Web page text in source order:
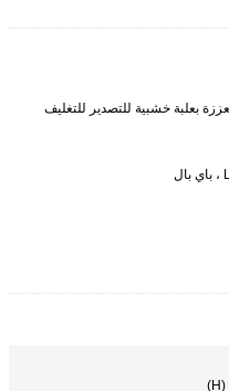
بعلبة خشبية للتصدير للتغليف